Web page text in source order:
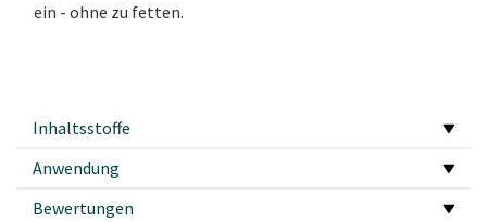
ein - ohne zu fetten.
Inhaltsstoffe
Anwendung
Bewertungen